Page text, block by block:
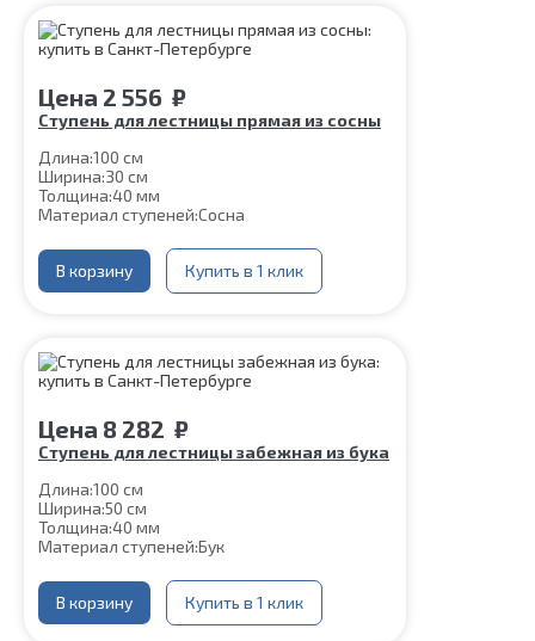
Цена 2 556 ₽
Ступень для лестницы прямая из сосны
Длина:100 см
Ширина:30 см
Толщина:40 мм
Материал ступеней:Сосна
В корзину Купить в 1 клик
Цена 8 282 ₽
Ступень для лестницы забежная из бука
Длина:100 см
Ширина:50 см
Толщина:40 мм
Материал ступеней:Бук
В корзину Купить в 1 клик